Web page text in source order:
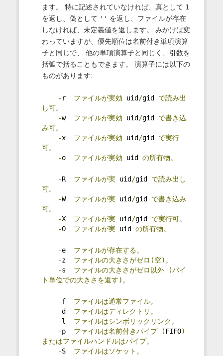
ます。 特に記述されていなければ、真として 1
を返し、偽として '' を返し、ファイルが存在
しなければ、未定義値を返します。 みかけは変
わっていますが、優先順位は名前付き単項演算
子と同じで、 他の単項演算子と同じく、引数を
括弧で括ることもできます。 演算子には以下の
ものがあります:
- r ファイルが実効 uid /gid で読み出
し可。
-w ファイルが実効 uid /gid で書き込
み可。
-x ファイルが実効 uid /gid で実行
可。
-o ファイルが実効 uid の所有物。
-R ファイルが実 uid /gid で読み出し
可。
-W ファイルが実 uid /gid で書き込み
可。
-X ファイルが実 uid /gid で実行可。
-O ファイルが実 uid の所有物。
-e ファイルが存在する。
-z ファイルの大きさがゼロ(空)。
-s ファイルの大きさがゼロ以外
(バイ
ト単位での大きさを返す)。
-f ファイルは通常ファイル。
-d ファイルはディレクトリ。
-l ファイルはシンボリックリンク。
-p ファイルは名前付きパイプ (FIFO)
またはファイルハンドルはパイプ。
-S ファイルはソケット。